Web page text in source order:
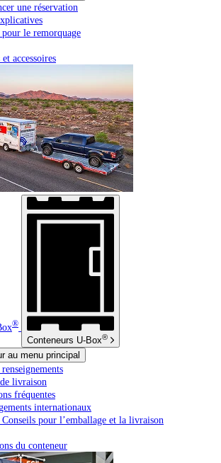
une réservation
pour le remorquage
accessoires
®
Conteneurs U-Box®
au menu principal
livraison
fréquentes
internationaux
Conseils pour l’emballage et la livraison
du conteneur